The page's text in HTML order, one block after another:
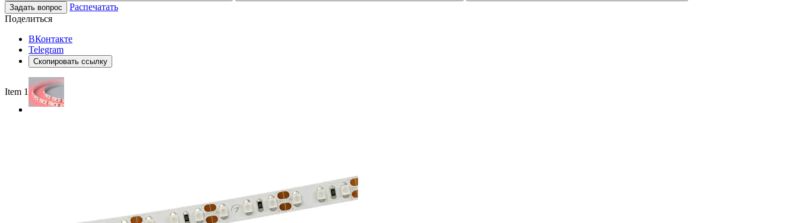
Задать вопрос
Распечатать
Поделиться
ВКонтакте
Telegram
Скопировать ссылку
Item 1 of 4